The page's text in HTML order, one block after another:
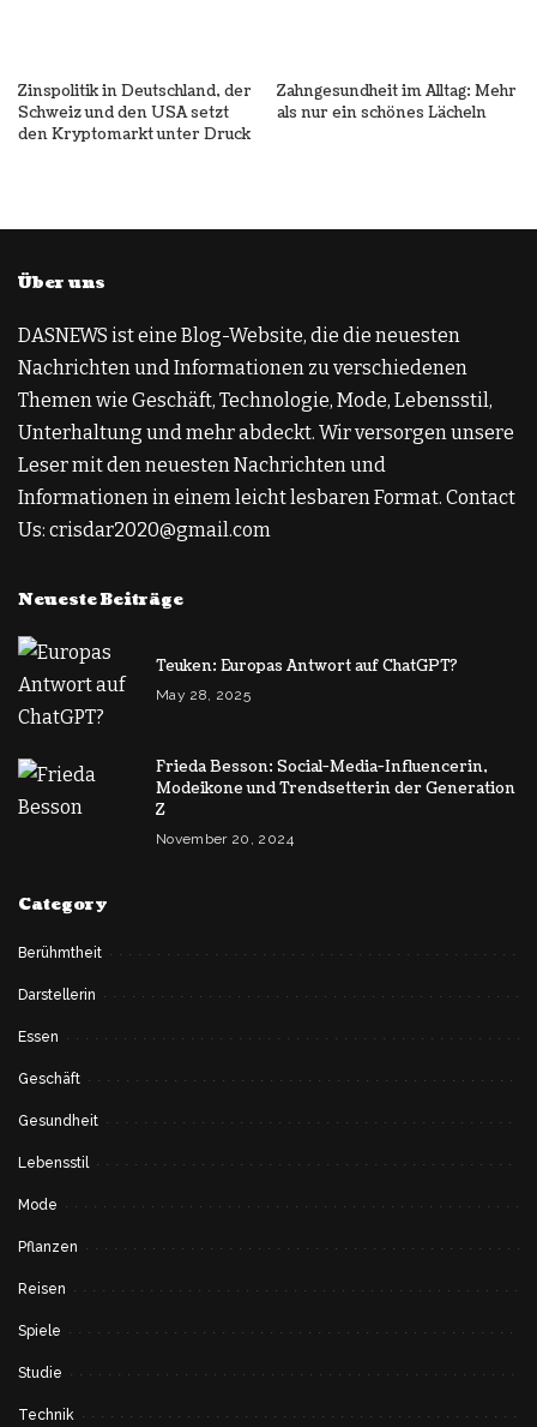
Zinspolitik in Deutschland, der
Schweiz und den USA setzt
den Kryptomarkt unter Druck
Zahngesundheit im Alltag: Mehr
als nur ein schönes Lächeln
Über uns
DASNEWS ist eine Blog-Website, die die neuesten
Nachrichten und Informationen zu verschiedenen
Themen wie Geschäft, Technologie, Mode, Lebensstil,
Unterhaltung und mehr abdeckt. Wir versorgen unsere
Leser mit den neuesten Nachrichten und
Informationen in einem leicht lesbaren Format. Contact
Us: crisdar2020@gmail.com
Neueste Beiträge
Teuken: Europas Antwort auf ChatGPT?
May 28, 2025
Frieda Besson: Social-Media-Influencerin,
Modeikone und Trendsetterin der Generation
Z
November 20, 2024
Category
Berühmtheit
Darstellerin
Essen
Geschäft
Gesundheit
Lebensstil
Mode
Pflanzen
Reisen
Spiele
Studie
Technik